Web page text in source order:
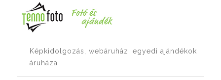
Képkidolgozás, webáruház, egyedi ajándékok
áruháza